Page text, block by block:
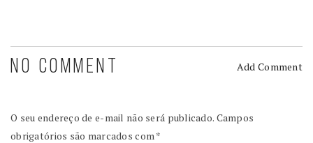
NO COMMENT Add Comment
O seu endereço de e-mail não será publicado. Campos
obrigatórios são marcados com*